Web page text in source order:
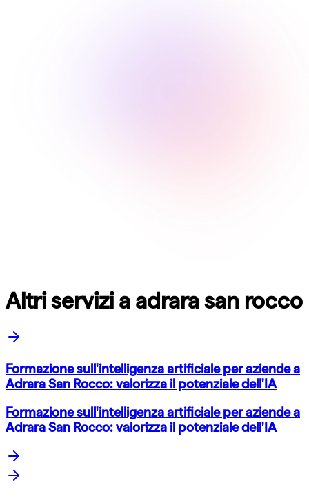
Altri servizi a adrara san rocco
Formazione sull'intelligenza artificiale per aziende a
Adrara San Rocco: valorizza il potenziale dell'IA
Formazione sull'intelligenza artificiale per aziende a
Adrara San Rocco: valorizza il potenziale dell'IA